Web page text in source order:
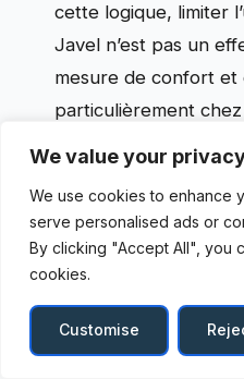
We value your
We use cookies to enhance
serve personalised ads or
By clicking "Accept All", you
cookies.
Customise
cette logique, limiter
Javel n’est pas un
mesure de confort et
particulièrement
ou asthmatiques.
Quand
“tout blanchir”
Dans les
désinfection bio
pour dire “propre,